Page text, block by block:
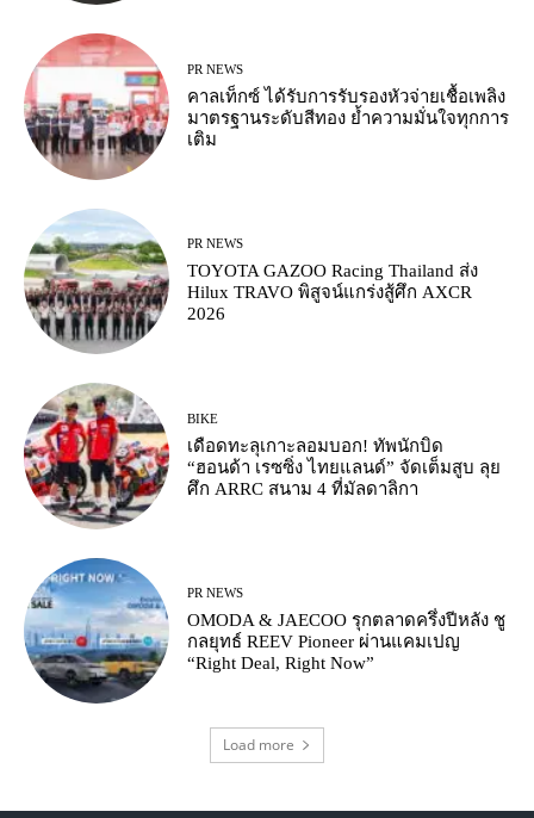
PR NEWS
คาลเท็กซ์ ได้รับการรับรองหัวจ่ายเชื้อเพลิง
มาตรฐานระดับสีทอง ย้ำความมั่นใจทุกการ
เติม
PR NEWS
TOYOTA GAZOO Racing Thailand ส่ง
Hilux TRAVO พิสูจน์แกร่งสู้ศึก AXCR
2026
BIKE
เดือดทะลุเกาะลอมบอก! ทัพนักบิด
“ฮอนด้า เรซซิ่ง ไทยแลนด์” จัดเต็มสูบ ลุย
ศึก ARRC สนาม 4 ที่มัลดาลิกา
PR NEWS
OMODA & JAECOO รุกตลาดครึ่งปีหลัง ชู
กลยุทธ์ REEV Pioneer ผ่านแคมเปญ
“Right Deal, Right Now”
Load more